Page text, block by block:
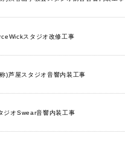
スタジオ改修工事
)芦屋スタジオ音響内装工事
ジオSwear音響内装工事